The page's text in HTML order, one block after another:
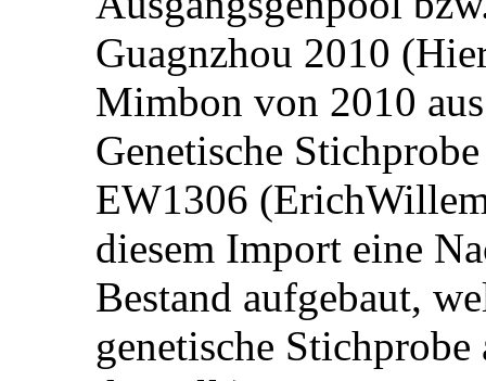
Guagnzhou 2010
Mimbon von 2010
Genetische
EW1306
diesem Import eine
Bestand aufgebaut,
genetische